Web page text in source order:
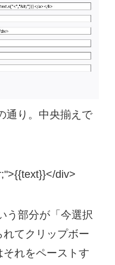
通り。中央揃えで
div>
う部分が「今選択
てクリップボー
それをペーストす